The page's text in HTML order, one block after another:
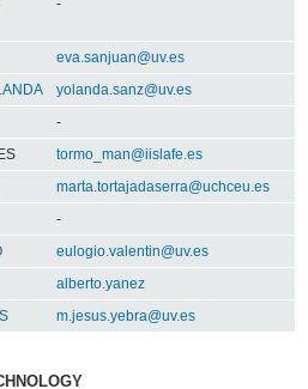
-
eva.sanjuan@uv.es
yolanda.sanz@uv.es
-
tormo_man@iislafe.es
marta.tortajadaserra@uchceu.es
-
eulogio.valentin@uv.es
alberto.yanez
m.jesus.yebra@uv.es